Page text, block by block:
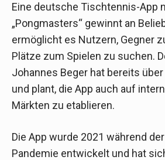
Eine deutsche Tischtennis-App
„Pongmasters“ gewinnt an
ermöglicht es Nutzern, Gegner
Plätze zum Spielen zu suchen.
Johannes Beger hat bereits
und plant, die App auch auf
Märkten zu etablieren.
Die App wurde 2021 während
Pandemie entwickelt und hat